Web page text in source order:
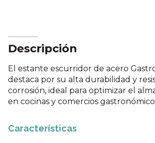
Descripción
El estante escurridor de acero
destaca por su alta durabilidad y
corrosión, ideal para optimizar el
en cocinas y comercios
Características